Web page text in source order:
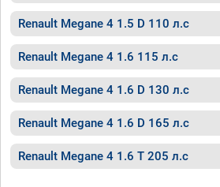
Renault Megane 4 1.5 D 110 л.с
Renault Megane 4 1.6 115 л.с
Renault Megane 4 1.6 D 130 л.с
Renault Megane 4 1.6 D 165 л.с
Renault Megane 4 1.6 T 205 л.с